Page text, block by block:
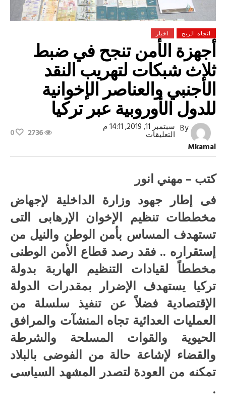
اتجاه الريح اخبار
أجهزة الأمن تنجح في ضبط
ثلاث شبكات لتهريب النقد
الأجنبي والعناصر الإخوانية
للدول الأوروبية عبر تركيا
By
Mkamal
سبتمبر 11, 2019, 14:11 م
التعليقاتعلى
تنجح
ضبط
ثلاث
لتهريب
النقد
الأجنبي
والعناصر
الإخوانية
للدول
الأوروبية
عبر
تركيا
مغلقة
2736
0
كتب – مهني انور
فى إطار جهود وزارة الداخلية لإجهاض
مخططات تنظيم الإخوان الإرهابى التى
تستهدف المساس بأمن الوطن والنيل من
إستقراره .. فقد رصد قطاع الأمن الوطنى
مخططاً لقيادات التنظيم الهاربة بدولة
تركيا يستهدف الإضرار بمقدرات الدولة
الإقتصادية فضلاً عن تنفيذ سلسلة من
العمليات العدائية تجاه المنشآت والمرافق
الحيوية والقوات المسلحة والشرطة
والقضاء لإشاعة حالة من الفوضى بالبلاد
تمكنه من العودة لتصدر المشهد السياسى